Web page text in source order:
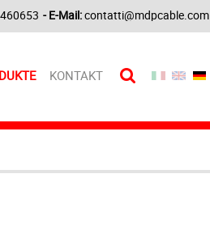
- E-Mail:contatti@mdpcable.com
KONTAKT